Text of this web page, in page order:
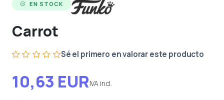
EN STOCK
Carrot
Sé el primero en valorar este producto
10,63 EURIVA incl.